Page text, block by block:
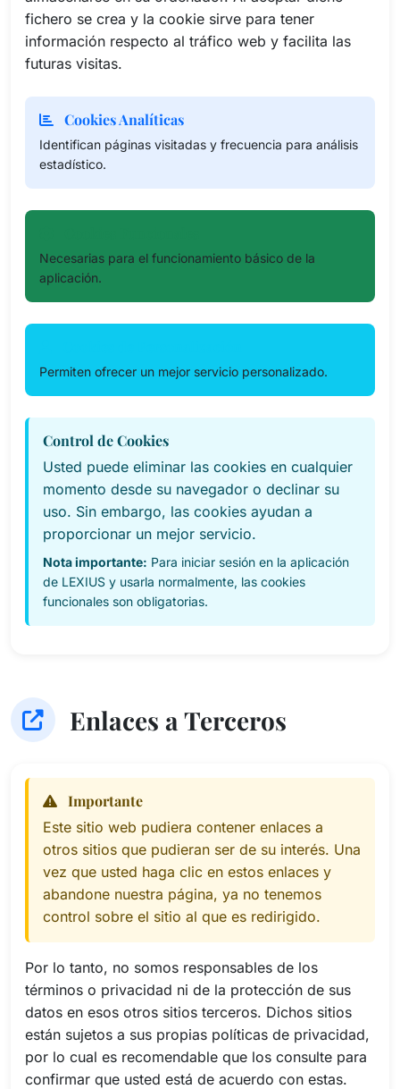
fichero se crea y la cookie sirve para tener
información respecto al tráfico web y facilita las
futuras visitas.
Cookies Analíticas
Identifican páginas visitadas y frecuencia para análisis
estadístico.
Necesarias para el funcionamiento básico de la
aplicación.
Permiten ofrecer un mejor servicio personalizado.
Control de Cookies
Usted puede eliminar las cookies en cualquier
momento desde su navegador o declinar su
uso. Sin embargo, las cookies ayudan a
proporcionar un mejor servicio.
Nota importante: Para iniciar sesión en la aplicación
de LEXIUS y usarla normalmente, las cookies
funcionales son obligatorias.
Enlaces a Terceros
Importante
Este sitio web pudiera contener enlaces a
otros sitios que pudieran ser de su interés. Una
vez que usted haga clic en estos enlaces y
abandone nuestra página, ya no tenemos
control sobre el sitio al que es redirigido.
Por lo tanto, no somos responsables de los
términos o privacidad ni de la protección de sus
datos en esos otros sitios terceros. Dichos sitios
están sujetos a sus propias políticas de privacidad,
por lo cual es recomendable que los consulte para
confirmar que usted está de acuerdo con estas.